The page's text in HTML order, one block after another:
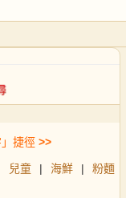
捷徑 >>
兒童 | 海鮮 |
粉麵